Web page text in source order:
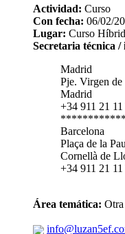
Actividad: Curso
Con fecha: 06/02/
Lugar: Curso
Secretaria técnica
Madrid
Pje. Virgen
Madrid
+34 911 21 11
Barcelona
Plaça de la
Cornellà de
+34 911 21 11
Área temática: Otra